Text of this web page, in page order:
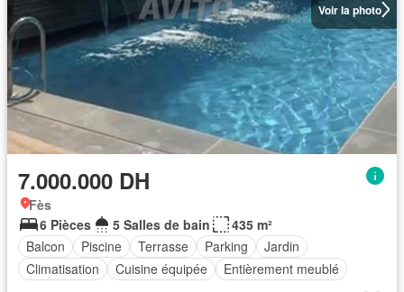
Voir la photo
7.000.000 DH
Fès
6 Pièces
5 Salles de bain
435 m²
Balcon
Piscine Terrasse Parking
Jardin
Climatisation
Cuisine équipée Entièrement meublé